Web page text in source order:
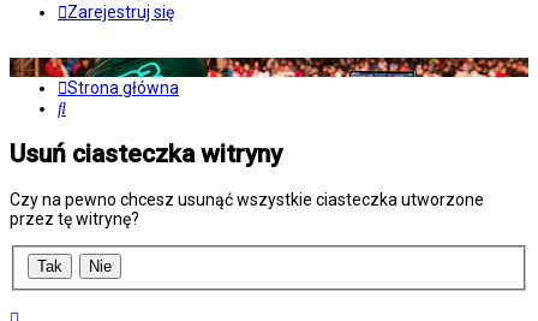
Zarejestruj się
Strona główna
Szukaj
Usuń ciasteczka witryny
Czy na pewno chcesz usunąć wszystkie ciasteczka utworzone
przez tę witrynę?